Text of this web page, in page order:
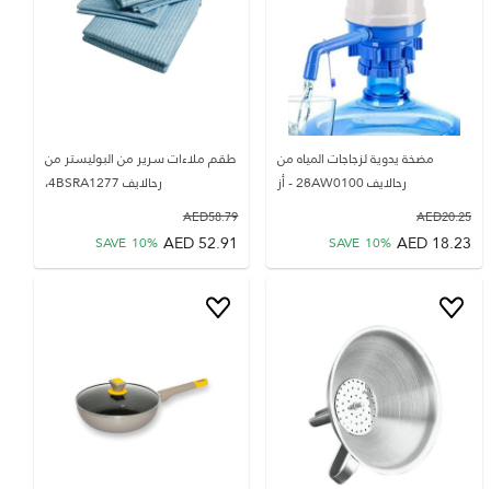
مضخة يدوية لزجاجات المياه من
رحالايف 28AW0100 - أز
20.25
AED
18.23
AED
SAVE 10%
طقم ملاءات سرير من البوليستر من
رحالايف 4BSRA1277،
58.79
AED
52.91
AED
SAVE 10%